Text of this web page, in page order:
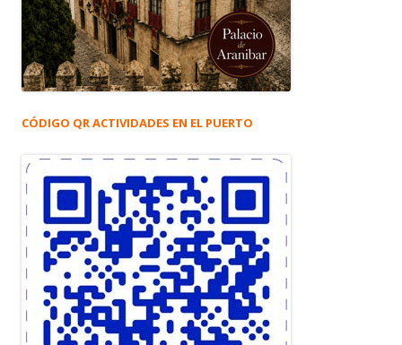
CÓDIGO QR ACTIVIDADES EN EL PUERTO